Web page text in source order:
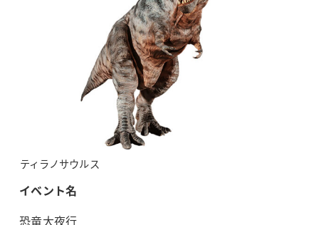
ティラノサウルス
イベント名
恐竜大夜行